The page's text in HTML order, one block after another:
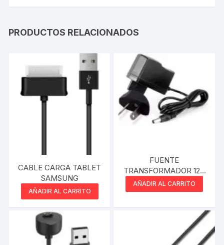
PRODUCTOS RELACIONADOS
CABLE CARGA TABLET
SAMSUNG
AÑADIR AL CARRITO
FUENTE
TRANSFORMADOR 12V
2A PLUG 2.1MM
MAXPOWER
AÑADIR AL CARRITO